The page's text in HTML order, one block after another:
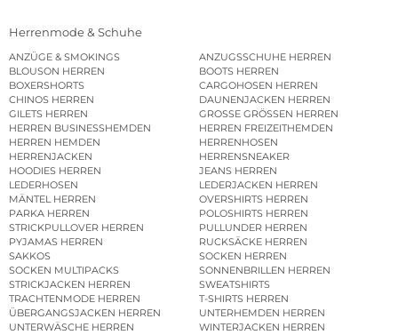
Herrenmode & Schuhe
ANZÜGE & SMOKINGS
ANZUGSSCHUHE HERREN
BLOUSON HERREN
BOOTS HERREN
BOXERSHORTS
CARGOHOSEN HERREN
CHINOS HERREN
DAUNENJACKEN HERREN
GILETS HERREN
GROSSE GRÖSSEN HERREN
HERREN BUSINESSHEMDEN
HERREN FREIZEITHEMDEN
HERREN HEMDEN
HERRENHOSEN
HERRENJACKEN
HERRENSNEAKER
HOODIES HERREN
JEANS HERREN
LEDERHOSEN
LEDERJACKEN HERREN
MÄNTEL HERREN
OVERSHIRTS HERREN
PARKA HERREN
POLOSHIRTS HERREN
STRICKPULLOVER HERREN
PULLUNDER HERREN
PYJAMAS HERREN
RUCKSÄCKE HERREN
SAKKOS
SOCKEN HERREN
SOCKEN MULTIPACKS
SONNENBRILLEN HERREN
STRICKJACKEN HERREN
SWEATSHIRTS
TRACHTENMODE HERREN
T-SHIRTS HERREN
ÜBERGANGSJACKEN HERREN
UNTERHEMDEN HERREN
UNTERWÄSCHE HERREN
WINTERJACKEN HERREN